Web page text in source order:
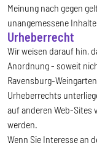
Meinung nach gegen
unangemessene
Urheberrecht
Wir weisen darauf hin,
Anordnung - soweit
Ravensburg-
Urheberrechts
auf anderen Web-Sites
werden.
Wenn Sie Interesse an